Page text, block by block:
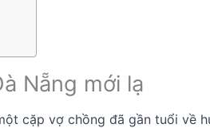
Nẵng mới lạ
cặp vợ chồng đã gần tuổi về